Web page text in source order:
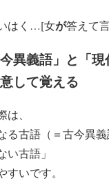
はく…[女が答えて
異義語」と「
して覚える
、
る古語（＝古今異
い古語」
いです。